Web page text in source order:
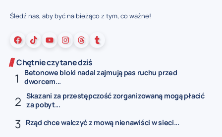
Śledź nas, aby być na bieżąco z tym, co ważne!
Chętnie czytane dziś
Betonowe bloki nadal zajmują pas ruchu przed
dworcem...
Skazani za przestępczość zorganizowaną mogą płacić
za pobyt...
Rząd chce walczyć z mową nienawiści w sieci...